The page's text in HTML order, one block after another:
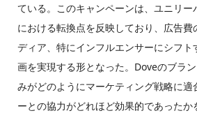
ている。このキャンペーンは、ユニリ
における転換点を反映しており、広告費
ディア、特にインフルエンサーにシフ
画を実現する形となった。Doveのブラ
みがどのようにマーケティング戦略に
ーとの協力がどれほど効果的であったか